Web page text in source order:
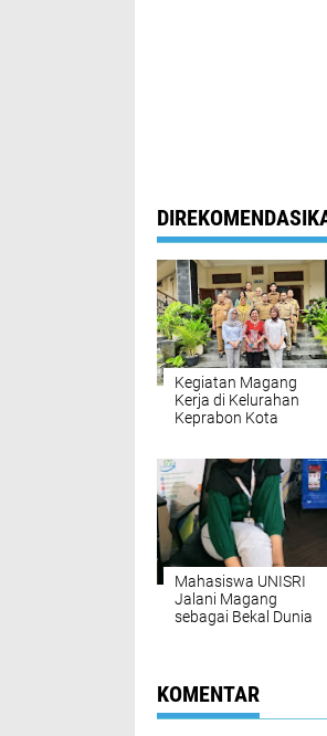
Kegiatan Magang
Kerja di Kelurahan
Keprabon Kota
Mahasiswa UNISRI
Jalani Magang
sebagai Bekal Dunia
Mal Pelayanan Publik
KOMENTAR